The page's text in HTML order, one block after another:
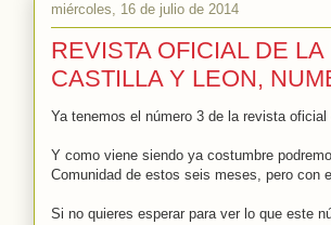
miércoles, 16 de julio de 2014
REVISTA OFICIAL DE
CASTILLA Y LEON,
Ya tenemos el número 3 de la revista
Y como viene siendo ya costumbre
Comunidad de estos seis meses, pero con
Si no quieres esperar para ver lo que este